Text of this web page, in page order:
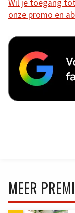
Wil je toegang
onze promo en
MEER